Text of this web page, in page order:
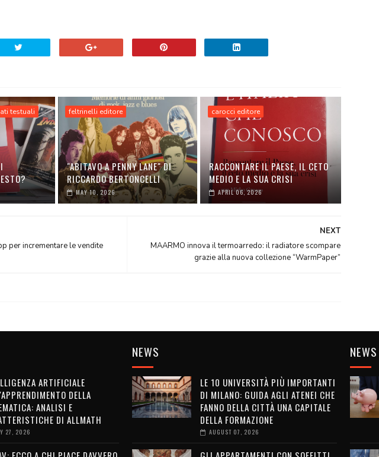
testuali feltrinelli editore
"ABITAVO A PENNY LANE" DI
RICCARDO BERTONCELLI
MAY 10, 2026
carocci editore
RACCONTARE IL PAESE, IL CETO
MEDIO E LA SUA CRISI
APRIL 06, 2026
NEXT
MAARMO innova il termoarredo: il radiatore scompare
grazie alla nuova collezione “WarmPaper”
per incrementare le vendite
ARTIFICIALE
DELLA
ANALISI E
DI ALLMATH
27, 2026
NEWS
LE 10 UNIVERSITÀ PIÙ IMPORTANTI
DI MILANO: GUIDA AGLI ATENEI CHE
FANNO DELLA CITTÀ UNA CAPITALE
DELLA FORMAZIONE
AUGUST 07, 2026
NEWS